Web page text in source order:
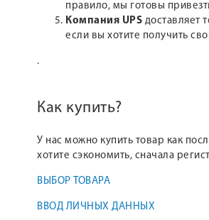
правило, мы готовы
Компания UPS доставляет
если вы хотите получить
.
Как купить?
У нас можно купить товар как
хотите сэкономить, сначала
ВЫБОР ТОВАРА
ВВОД ЛИЧНЫХ ДАННЫХ